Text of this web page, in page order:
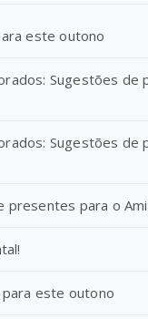
este outono
Sugestões de
Sugestões de
presentes para o
este outono